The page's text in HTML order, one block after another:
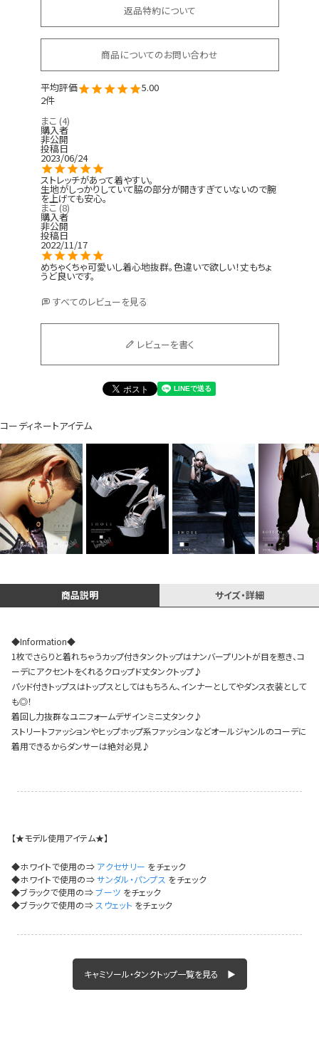
Instagram LIVE items
スタッフコーディネート
今活躍している多ジャンルダンサーさん×bombshellコラボ特集
返品特約について
商品についてのお問い合わせ
5.00
2
まこ 4
購入者
非公開
投稿日
2023/06/24
ストレッチがあって着やすい。
生地がしっかりしていて脇の部分が開きすぎていないので腕
を上げても安心。
まこ 8
購入者
非公開
投稿日
2022/11/17
めちゃくちゃ可愛いし着心地抜群。色違いで欲しい！丈もちょ
うど良いです。
すべてのレビューを見る
レビューを書く
コーディネートアイテム
商品説明 サイズ・詳細
◆Information◆
1枚でさらりと着れちゃうカップ付きタンクトップはナンバープリントが目を惹き、コ
ーデにアクセントをくれるクロップド丈タンクトップ♪
パッド付きトップスはトップスとしてはもちろん、インナーとしてやダンス衣装として
も◎！
着回し力抜群なユニフォームデザインミニ丈タンク♪
ストリートファッションやヒップホップ系ファッションなどオールジャンルのコーデに
着用できるからダンサーは絶対必見♪
【★モデル使用アイテム★】
◆ホワイトで使用の⇒ アクセサリー をチェック
◆ホワイトで使用の⇒サンダル・パンプス をチェック
◆ブラックで使用の⇒ブーツ をチェック
◆ブラックで使用の⇒ スウェット をチェック
キャミソール・タンクトップ一覧を見る ▶